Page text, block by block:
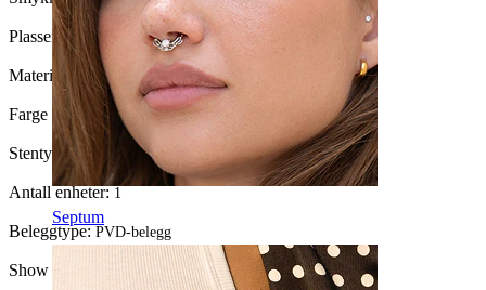
Septum
Plassering:Tragus, Øreflipp, Helix, Øyenbryn, Conch
Materiale:Titan
Farge på sten: Klar
Stentype: Kubisk Zirkonia
Antall enheter:1
Beleggtype:PVD-belegg
Show pair option: Ja